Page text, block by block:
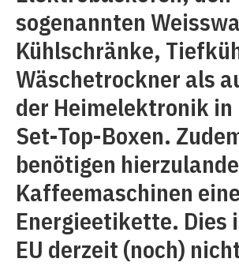
sogenannten
Kühlschränke,
Wäschetrockner als
der Heimelektronik in
Set-Top-Boxen.
benötigen
Kaffeemaschinen eine
Energieetikette. Dies
EU derzeit (noch)